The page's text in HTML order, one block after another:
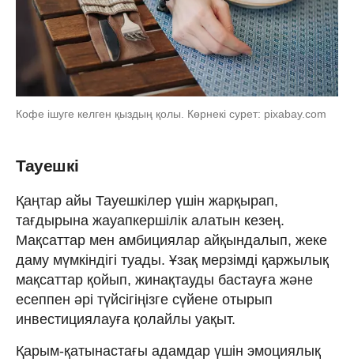
Кофе ішуге келген қыздың қолы. Көрнекі сурет: pixabay.com
Тауешкі
Қаңтар айы Тауешкілер үшін жарқырап,
тағдырына жауапкершілік алатын кезең.
Мақсаттар мен амбициялар айқындалып, жеке
даму мүмкіндігі туады. Ұзақ мерзімді қаржылық
мақсаттар қойып, жинақтауды бастауға және
есеппен әрі түйсігіңізге сүйене отырып
инвестициялауға қолайлы уақыт.
Қарым-қатынастағы адамдар үшін эмоциялық